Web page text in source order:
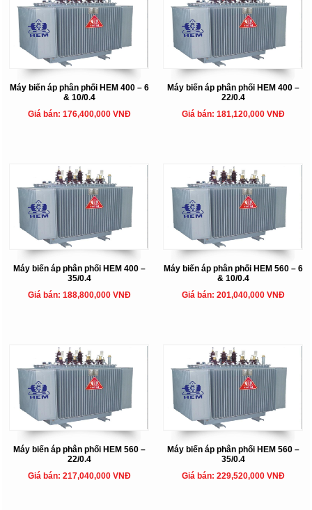
Máy biến áp phân phối HEM 400 – 6
& 10/0.4
Giá bán: 176,400,000 VNĐ
Máy biến áp phân phối HEM 400 –
22/0.4
Giá bán: 181,120,000 VNĐ
Máy biến áp phân phối HEM 400 –
35/0.4
Giá bán: 188,800,000 VNĐ
Máy biến áp phân phối HEM 560 – 6
& 10/0.4
Giá bán: 201,040,000 VNĐ
Máy biến áp phân phối HEM 560 –
22/0.4
Giá bán: 217,040,000 VNĐ
Máy biến áp phân phối HEM 560 –
35/0.4
Giá bán: 229,520,000 VNĐ